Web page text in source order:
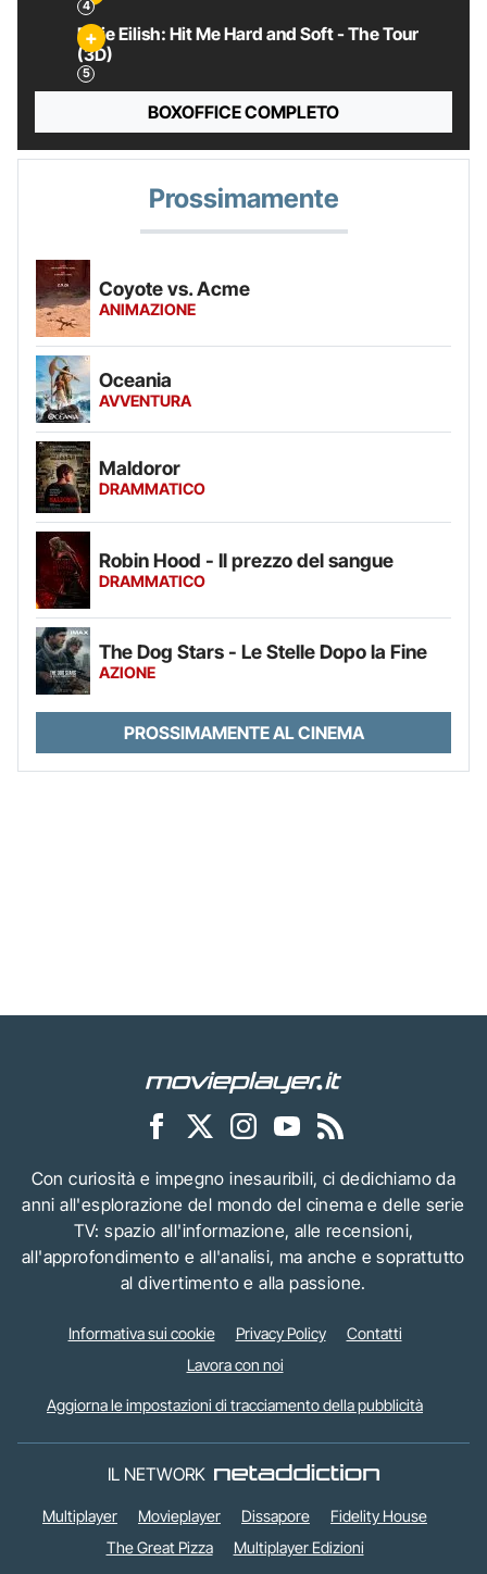
Billie Eilish: Hit Me Hard and Soft - The Tour
(3D)
BOXOFFICE COMPLETO
Prossimamente
Coyote vs. Acme
ANIMAZIONE
Oceania
AVVENTURA
Maldoror
DRAMMATICO
Robin Hood - Il prezzo del sangue
DRAMMATICO
The Dog Stars - Le Stelle Dopo la Fine
AZIONE
PROSSIMAMENTE AL CINEMA
Con curiosità e impegno inesauribili, ci dedichiamo da
anni all'esplorazione del mondo del cinema e delle serie
TV: spazio all'informazione, alle recensioni,
all'approfondimento e all'analisi, ma anche e soprattutto
al divertimento e alla passione.
Informativa sui cookie Privacy Policy
Contatti
Lavora con noi
Aggiorna le impostazioni di tracciamento della pubblicità
IL NETWORK
Multiplayer Movieplayer Dissapore
Fidelity House
The Great Pizza
Multiplayer Edizioni